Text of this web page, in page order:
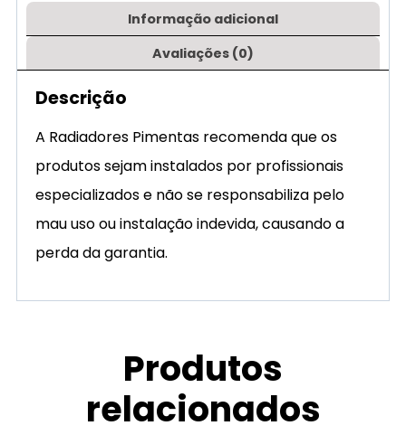
Informação adicional
Avaliações (0)
Descrição
A Radiadores Pimentas recomenda que os
produtos sejam instalados por profissionais
especializados e não se responsabiliza pelo
mau uso ou instalação indevida, causando a
perda da garantia.
Produtos
relacionados